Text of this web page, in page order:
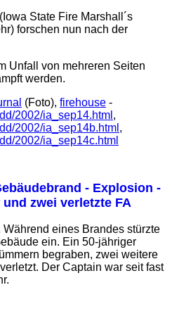
State Fire Marshall´s
forschen nun nach der
Unfall von mehreren Seiten
werden.
(Foto), firehouse -
2002/ia_sep14.html ,
2002/ia_sep14b.html ,
2002/ia_sep14c.html
- Explosion -
zwei verletzte FA
eines Brandes stürzte
ein. Ein 50-jähriger
begraben, zwei weitere
Der Captain war seit fast